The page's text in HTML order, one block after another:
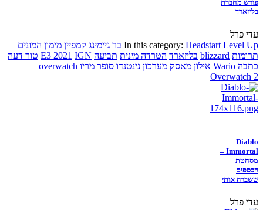
פורש מחברת
בליזארד
עדי פרל
In this category: Headstart Level Up בר גיימינג קמפיין מימון המונים
תרומות blizzard בליזארד הטרדה מינית תביעה E3 2021 IGN
טור דעה
כתבה Wario אילון מאסק מערכון נינטנדו סופר מריו overwatch
Overwatch 2
Diablo
Immortal –
מסחטת
הכספים
ששברה אותי
עדי פרל